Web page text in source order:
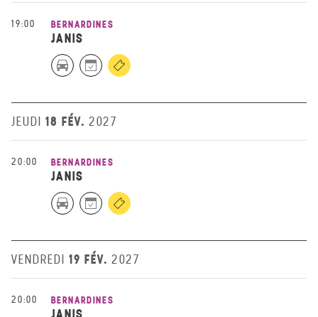
19:00 BERNARDINES
JANIS
JEUDI 18 FÉV. 2027
20:00 BERNARDINES
JANIS
VENDREDI 19 FÉV. 2027
20:00 BERNARDINES
JANIS